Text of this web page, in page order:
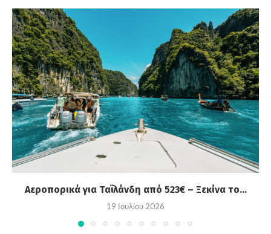
Αεροπορικά για Ταϊλάνδη από 523€ – Ξεκίνα το...
19 Ιουλίου 2026